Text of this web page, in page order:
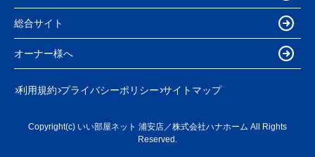
総合サイト
オーナー様へ
利用規約 プライバシーポリシー サイトマップ
Copyright(c) いい部屋ネット 浦安店／株式会社ハナホーム All Rights
Reserved.